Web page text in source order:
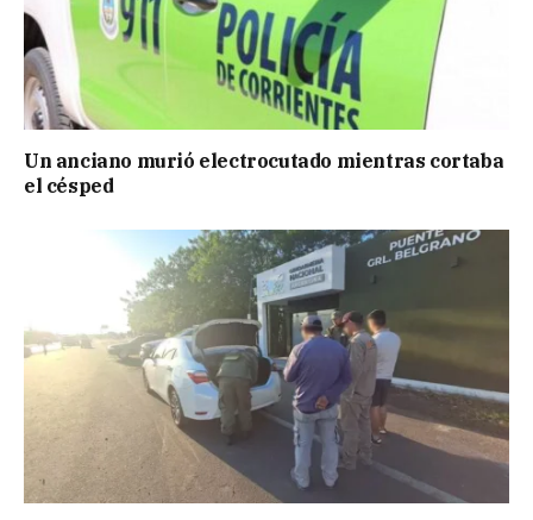
Un anciano murió electrocutado mientras cortaba
el césped